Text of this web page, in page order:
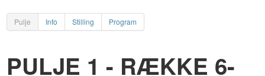
Pulje Info Stilling Program
PULJE 1 - RÆKKE 6-